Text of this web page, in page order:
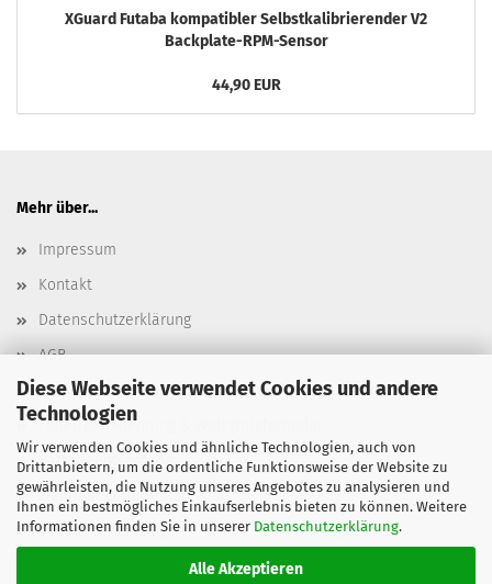
Diese Webseite verwendet Cookies und andere
Technologien
Wir verwenden Cookies und ähnliche Technologien, auch von
Drittanbietern, um die ordentliche Funktionsweise der Website zu
gewährleisten, die Nutzung unseres Angebotes zu analysieren und
Ihnen ein bestmögliches Einkaufserlebnis bieten zu können. Weitere
Informationen finden Sie in unserer Datenschutzerklärung.
Alle Akzeptieren
XGuard Futaba kompatibler Selbstkalibrierender V2
Backplate-RPM-Sensor
44,90 EUR
Mehr über...
Impressum
Kontakt
Datenschutzerklärung
AGB
Versand- & Zahlungsbedingungen, Versandkosten
Widerrufsbelehrung & Widerrufsformular
Batterieentsorgung
Elektroaltgeräteentsorgung
Cookie Einstellungen